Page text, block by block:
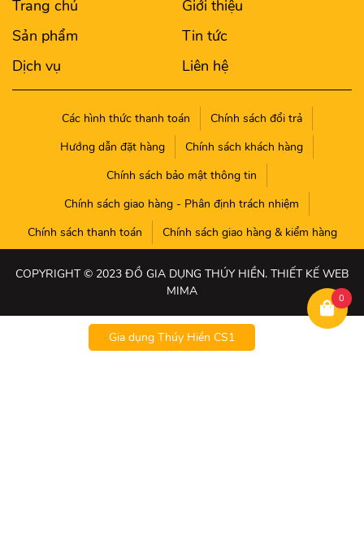
Trang chủ
Giới thiệu
Sản phẩm
Tin tức
Dịch vụ
Liên hệ
Các hình thức thanh toán
Chính sách đổi trả
Hướng dẫn đặt hàng
Chính sách khách hàng
Chính sách bảo mật thông tin
Chính sách giao hàng - Phân định trách nhiệm
Chính sách thanh toán
Chính sách giao hàng & kiểm hàng
COPYRIGHT © 2023 ĐỒ GIA DỤNG THÚY HIỀN. THIẾT KẾ WEB
MIMA
Gia dụng Thúy Hiền CS1
0